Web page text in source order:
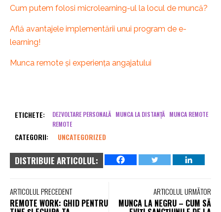
Cum putem folosi microlearning-ul la locul de muncă?
Află avantajele implementării unui program de e-
learning!
Munca remote și experiența angajatului
ETICHETE: DEZVOLTARE PERSONALĂ MUNCA LA DISTANȚĂ MUNCA REMOTE
REMOTE
CATEGORII: UNCATEGORIZED
DISTRIBUIE ARTICOLUL:
ARTICOLUL PRECEDENT
REMOTE WORK: GHID PENTRU
ARTICOLUL URMĂTOR
MUNCA LA NEGRU – CUM SĂ